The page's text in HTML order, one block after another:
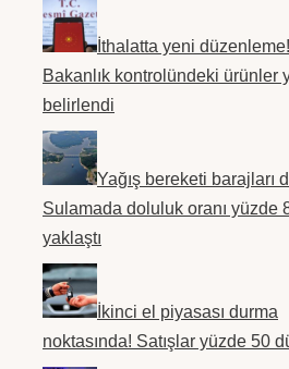
İthalatta yeni düzenleme!
Bakanlık kontrolündeki ürünler
belirlendi
Yağış bereketi barajları
Sulamada doluluk oranı yüzde
yaklaştı
İkinci el piyasası durma
noktasında! Satışlar yüzde 50